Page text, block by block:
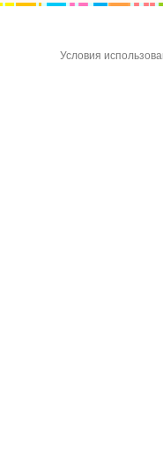
Условия